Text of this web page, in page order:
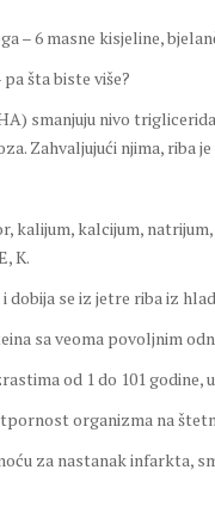
– 6 masne kisjeline,
šta biste više?
smanjuju nivo
Zahvaljujući njima, riba
kalijum, kalcijum,
K.
dobija se iz jetre riba iz
sa veoma povoljnim
od 1 do 101
organizma na
za nastanak infarkta,